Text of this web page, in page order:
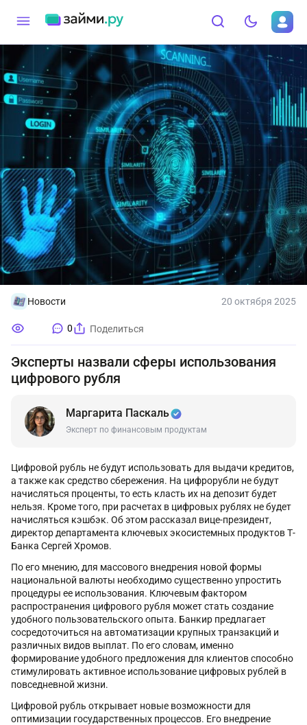
Новости 20 октября 2025
0 Поделиться
Эксперты назвали сферы использования
цифрового рубля
Маргарита Паскаль
Эксперт по финансовым продуктам
Цифровой рубль не будут использовать для выдачи кредитов,
а также как средство сбережения. На цифрорубли не будут
начисляться проценты, то есть класть их на депозит будет
нельзя. Кроме того, при расчетах в цифровых рублях не будет
начисляться кэшбэк. Об этом рассказал вице-президент,
директор департамента ключевых экосистемных продуктов Т-
Банка Сергей Хромов.
По его мнению, для массового внедрения новой формы
национальной валюты необходимо существенно упростить
процедуры ее использования. Ключевым фактором
распространения цифрового рубля может стать создание
удобного пользовательского опыта. Банкир предлагает
сосредоточиться на автоматизации крупных транзакций и
различных видов выплат. По его словам, именно
формирование удобного предложения для клиентов способно
стимулировать активное использование цифровых рублей в
повседневной жизни.
Цифровой рубль открывает новые возможности для
оптимизации государственных процессов. Его внедрение